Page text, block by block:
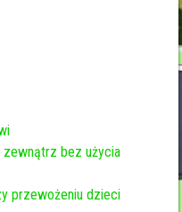
bez użycia
przewożeniu dzieci